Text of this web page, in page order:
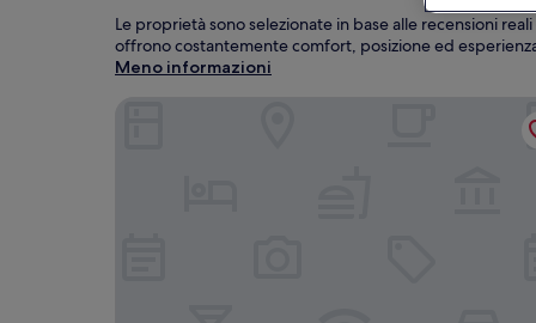
Le proprietà sono selezionate in base alle recensioni
offrono costantemente comfort, posizione ed
Meno informazioni